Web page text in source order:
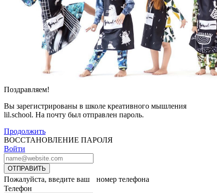
Поздравляем!
Вы зарегистрированы в школе креативного мышления
lil.school. На почту был отправлен пароль.
Продолжить
ВОССТАНОВЛЕНИЕ ПАРОЛЯ
Войти
ОТПРАВИТЬ
Пожалуйста, введите ваш номер телефона
Телефон